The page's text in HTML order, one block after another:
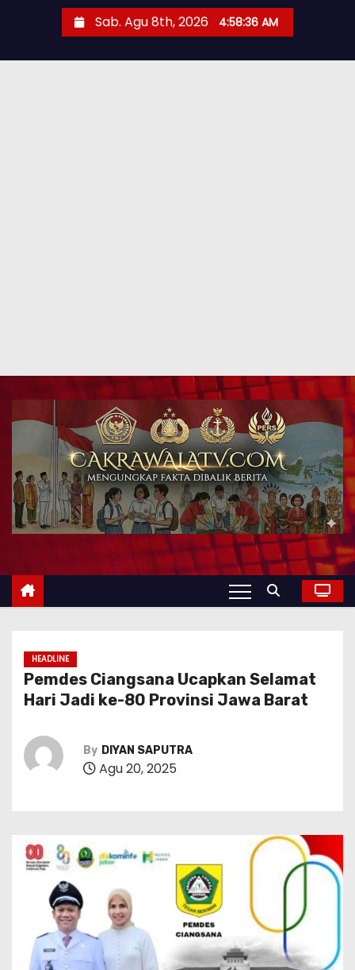
Sab. Agu 8th, 2026 4:58:37 AM
HEADLINE
Pemdes Ciangsana Ucapkan Selamat
Hari Jadi ke-80 Provinsi Jawa Barat ‎ ‎
By DIYAN SAPUTRA
Agu 20, 2025